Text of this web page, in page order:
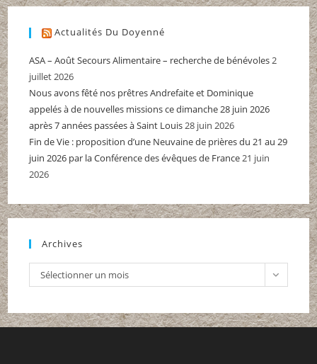
Actualités Du Doyenné
ASA – Août Secours Alimentaire – recherche de bénévoles2
juillet 2026
Nous avons fêté nos prêtres Andrefaite et Dominique
appelés à de nouvelles missions ce dimanche 28 juin 2026
après 7 années passées à Saint Louis28 juin 2026
Fin de Vie : proposition d’une Neuvaine de prières du 21 au 29
juin 2026 par la Conférence des évêques de France21 juin
2026
Archives
Archives
Sélectionner un mois